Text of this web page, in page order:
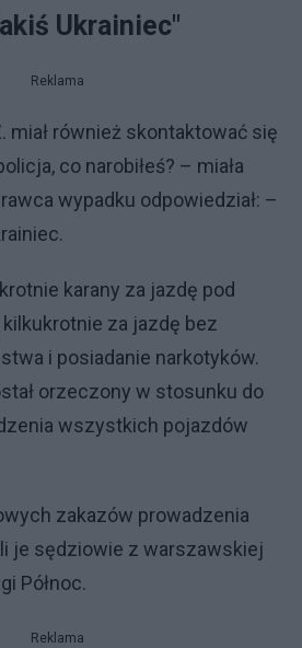
Ukrainiec"
Reklama
miał również skontaktować się
co narobiłeś? – miała
wypadku odpowiedział: –
karany za jazdę pod
za jazdę bez
i posiadanie narkotyków.
orzeczony w stosunku do
wszystkich pojazdów
zakazów prowadzenia
je sędziowie z warszawskiej
Północ.
Reklama